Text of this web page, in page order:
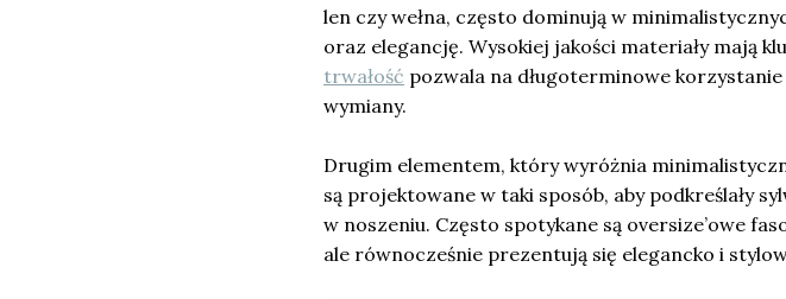
len czy wełna, często dominują w
oraz elegancję. Wysokiej jakości materiały mają
trwałość pozwala na długoterminowe
wymiany.
Drugim elementem, który wyróżnia
są projektowane w taki sposób, aby podkreślały
w noszeniu. Często spotykane są oversize’owe
ale równocześnie prezentują się elegancko i